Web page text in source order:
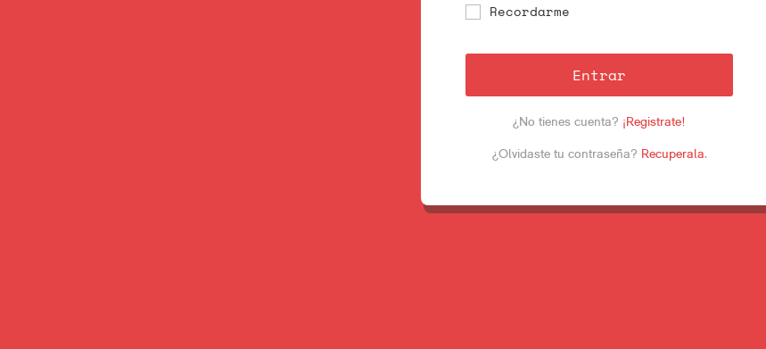
Recordarme
Entrar
¿No tienes cuenta? ¡Registrate!
¿Olvidaste tu contraseña? Recuperala.